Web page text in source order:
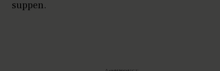
suppen.